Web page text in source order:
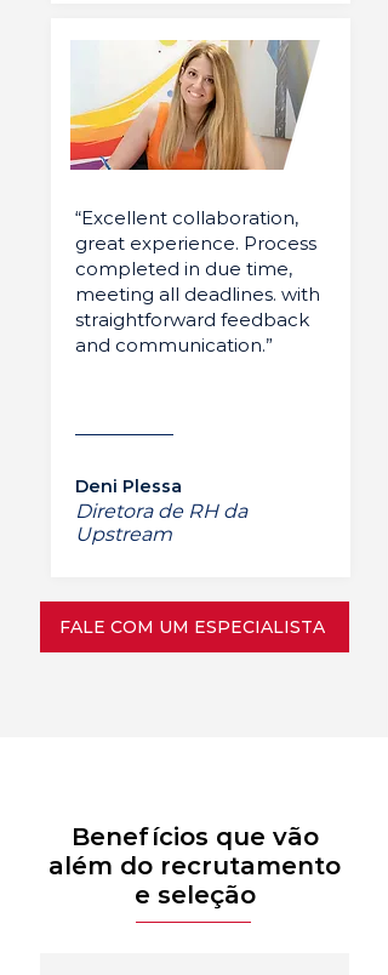
“Excellent collaboration,
great experience. Process
completed in due time,
meeting all deadlines. with
straightforward feedback
and communication.”
Deni Plessa
Diretora de RH da
Upstream
FALE COM UM ESPECIALISTA
Benefícios que vão
além do recrutamento
e seleção